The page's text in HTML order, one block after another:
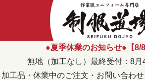
●夏季休業のお知らせ●【8/8
無地（加工なし）最終受付：8
加工品・休業中のご注文・お問い合わ